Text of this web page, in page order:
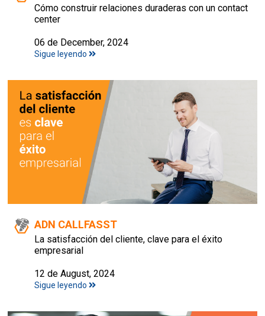
Cómo construir relaciones duraderas con un contact
center
06 de December, 2024
Sigue leyendo
ADN CALLFASST
La satisfacción del cliente, clave para el éxito
empresarial
12 de August, 2024
Sigue leyendo